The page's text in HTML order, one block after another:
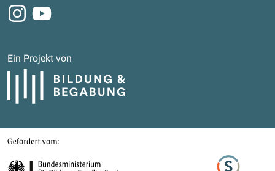
Instagram
Youtube
Ein Projekt von
Bildung und Begabung
Gefördert von
Bundesministerium für Bildung, Familie, Senioren, Frauen und Jugend
Stifterverband